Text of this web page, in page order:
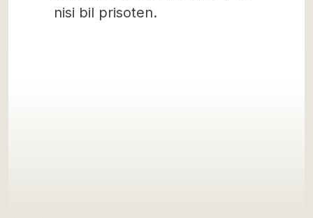
nisi bil prisoten.